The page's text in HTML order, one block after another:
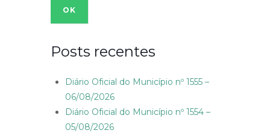
Posts recentes
Diário Oficial do Município nº 1555 –
06/08/2026
Diário Oficial do Município nº 1554 –
05/08/2026